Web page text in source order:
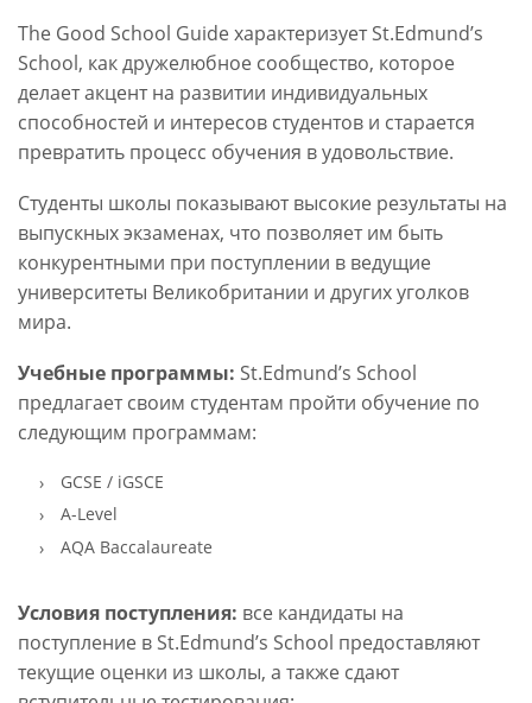
The Good School Guide характеризует St.Edmund’s
School, как дружелюбное сообщество, которое
делает акцент на развитии индивидуальных
способностей и интересов студентов и старается
превратить процесс обучения в удовольствие.
Студенты школы показывают высокие результаты на
выпускных экзаменах, что позволяет им быть
конкурентными при поступлении в ведущие
университеты Великобритании и других уголков
мира.
Учебные программы: St.Edmund’s School
предлагает своим студентам пройти обучение по
следующим программам:
GCSE / iGSCE
A-Level
AQA Baccalaureate
Условия поступления: все кандидаты на
поступление в St.Edmund’s School предоставляют
текущие оценки из школы, а также сдают